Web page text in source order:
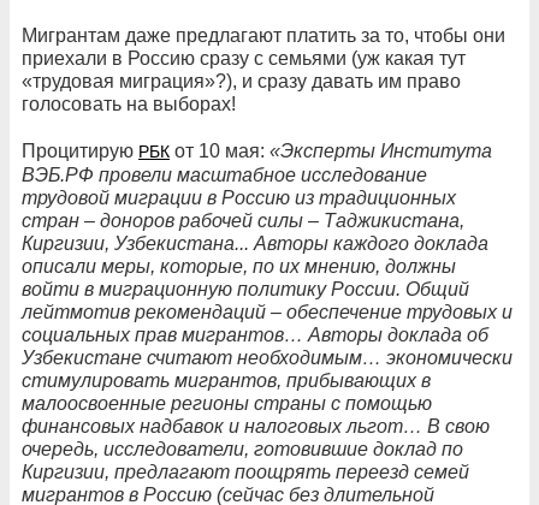
Мигрантам даже предлагают платить за то, чтобы они
приехали в Россию сразу с семьями (уж какая тут
«трудовая миграция»?), и сразу давать им право
голосовать на выборах!
Процитирую РБК от 10 мая: «Эксперты Института
ВЭБ.РФ провели масштабное исследование
трудовой миграции в Россию из традиционных
стран – доноров рабочей силы – Таджикистана,
Киргизии, Узбекистана... Авторы каждого доклада
описали меры, которые, по их мнению, должны
войти в миграционную политику России. Общий
лейтмотив рекомендаций – обеспечение трудовых и
социальных прав мигрантов… Авторы доклада об
Узбекистане считают необходимым… экономически
стимулировать мигрантов, прибывающих в
малоосвоенные регионы страны с помощью
финансовых надбавок и налоговых льгот… В свою
очередь, исследователи, готовившие доклад по
Киргизии, предлагают поощрять переезд семей
мигрантов в Россию (сейчас без длительной